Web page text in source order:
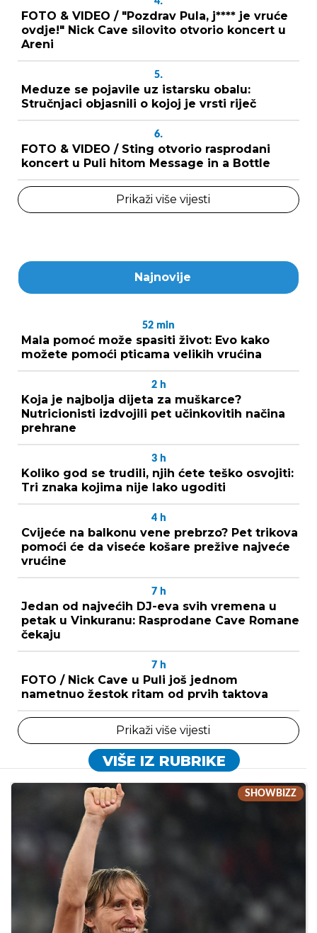
FOTO & VIDEO / "Pozdrav Pula, j**** je vruće
ovdje!" Nick Cave silovito otvorio koncert u
Areni
5.
Meduze se pojavile uz istarsku obalu:
Stručnjaci objasnili o kojoj je vrsti riječ
6.
FOTO & VIDEO / Sting otvorio rasprodani
koncert u Puli hitom Message in a Bottle
Prikaži više vijesti
Najnovije
52 min
Mala pomoć može spasiti život: Evo kako
možete pomoći pticama velikih vrućina
2 h
Koja je najbolja dijeta za muškarce?
Nutricionisti izdvojili pet učinkovitih načina
prehrane
3 h
Koliko god se trudili, njih ćete teško osvojiti:
Tri znaka kojima nije lako ugoditi
4 h
Cvijeće na balkonu vene prebrzo? Pet trikova
pomoći će da viseće košare prežive najveće
vrućine
7 h
Jedan od najvećih DJ-eva svih vremena u
petak u Vinkuranu: Rasprodane Cave Romane
čekaju
7 h
FOTO / Nick Cave u Puli još jednom
nametnuo žestok ritam od prvih taktova
Prikaži više vijesti
VIŠE IZ RUBRIKE
SHOWBIZZ